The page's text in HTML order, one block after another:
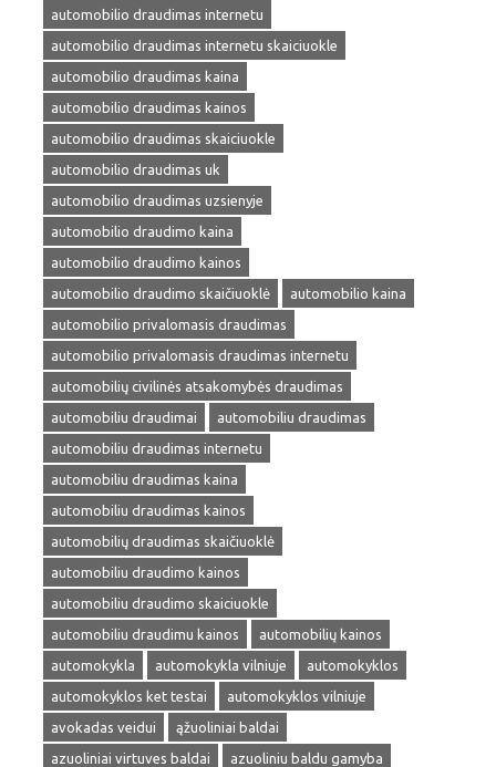
automobilio draudimas internetu
automobilio draudimas internetu skaiciuokle
automobilio draudimas kaina
automobilio draudimas kainos
automobilio draudimas skaiciuokle
automobilio draudimas uk
automobilio draudimas uzsienyje
automobilio draudimo kaina
automobilio draudimo kainos
automobilio draudimo skaičiuoklė
automobilio kaina
automobilio privalomasis draudimas
automobilio privalomasis draudimas internetu
automobilių civilinės atsakomybės draudimas
automobiliu draudimai
automobiliu draudimas
automobiliu draudimas internetu
automobiliu draudimas kaina
automobiliu draudimas kainos
automobilių draudimas skaičiuoklė
automobiliu draudimo kainos
automobiliu draudimo skaiciuokle
automobiliu draudimu kainos
automobilių kainos
automokykla
automokykla vilniuje
automokyklos
automokyklos ket testai
automokyklos vilniuje
avokadas veidui
ąžuoliniai baldai
azuoliniai virtuves baldai
azuoliniu baldu gamyba